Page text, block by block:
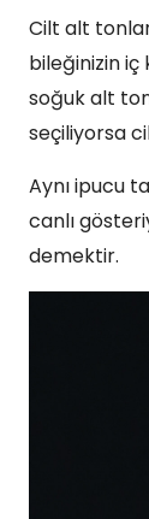
Cilt alt
bileğinizin iç
soğuk alt
seçiliyorsa
Aynı ipucu
canlı
demektir.